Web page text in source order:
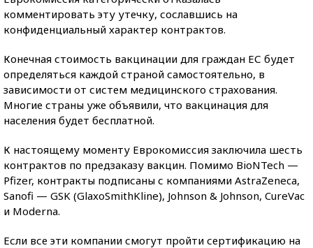
комментировать эту утечку, сославшись на
конфиденциальный характер контрактов.
Конечная стоимость вакцинации для граждан ЕС будет
определяться каждой страной самостоятельно, в
зависимости от систем медицинского страхования.
Многие страны уже объявили, что вакцинация для
населения будет бесплатной.
К настоящему моменту Еврокомиссия заключила шесть
контрактов по предзаказу вакцин. Помимо BioNTech —
Pfizer, контракты подписаны с компаниями AstraZeneca,
Sanofi — GSK (GlaxoSmithKline), Johnson & Johnson, CureVac
и Moderna.
Если все эти компании смогут пройти сертификацию на